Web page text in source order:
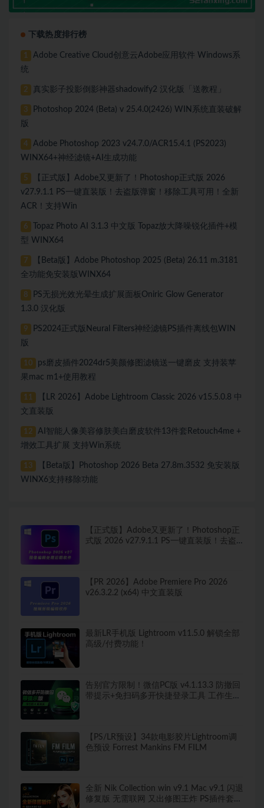
下载热度排行榜
1
Adobe Creative Cloud创意云Adobe应用软件 Windows系
统
2 真实影子投影倒影神器shadowify2 汉化版「送教程」
3
Photoshop 2024 (Beta) v 25.4.0(2426) WIN系统直装破解
版
4
Adobe Photoshop 2023 v24.7.0/ACR15.4.1 (PS2023)
WINX64+神经滤镜+AI生成功能
5
【正式版】Adobe又更新了！Photoshop正式版 2026
v27.9.1.1 PS一键直装版！去盗版弹窗！移除工具可用！全新
ACR！支持Win
6
Topaz Photo AI 3.1.3 中文版 Topaz放大降噪锐化插件+模
型 WINX64
7
【Beta版】Adobe Photoshop 2025 (Beta) 26.11 m.3181
全功能免安装版WINX64
8
PS无损光效光晕生成扩展面板Oniric Glow Generator
1.3.0 汉化版
9
PS2024正式版Neural Filters神经滤镜PS插件离线包WIN
版
10
ps磨皮插件2024dr5美颜修图滤镜送一键磨皮 支持装苹
果mac m1+使用教程
11
【LR 2026】Adobe Lightroom Classic 2026 v15.5.0.8 中
文直装版
12
AI智能人像美容修肤美白磨皮软件13件套Retouch4me +
增效工具扩展 支持Win系统
13
【Beta版】Photoshop 2026 Beta 27.8m.3532 免安装版
WINX6支持移除功能
【正式版】Adobe又更新了！Photoshop正
式版 2026 v27.9.1.1 PS一键直装版！去盗
【PR 2026】Adobe Premiere Pro 2026
v26.3.2.2 (x64) 中文直装版
最新LR手机版 Lightroom v11.5.0 解锁全部
高级/付费功能！
告别官方限制！微信PC版 v4.1.13.3 防撤回
带提示+免扫码多开快捷登录工具 工作生活
【PS/LR预设】34款电影胶片Lightroom调
色预设 Forrest Mankins FM FILM
全新 Nik Collection win v9.1 Mac v9.1 闪退
修复版 无需联网 又出修图王炸 PS插件套装